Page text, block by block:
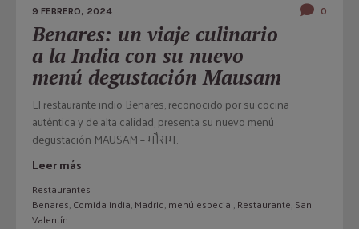
9 FEBRERO, 2024 0
Benares: un viaje culinario
a la India con su nuevo
menú degustación Mausam
El restaurante indio Benares, reconocido por su cocina
auténtica y de alta calidad, presenta su nuevo menú
degustación MAUSAM – मौसम.
Leer más
Restaurantes
Benares,Comida india,Madrid,menú especial,Restaurante,San
Valentín